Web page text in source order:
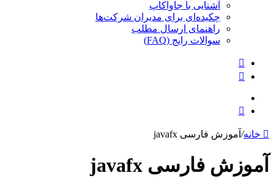
آشنایی با جاواکاپ
چکیده‌ای برای مدیران شرکت‌ها
راهنمای ارسال مطلب
سوالات رایج (FAQ)
خانه/ آموزش فارسی javafx
آموزش فارسی javafx